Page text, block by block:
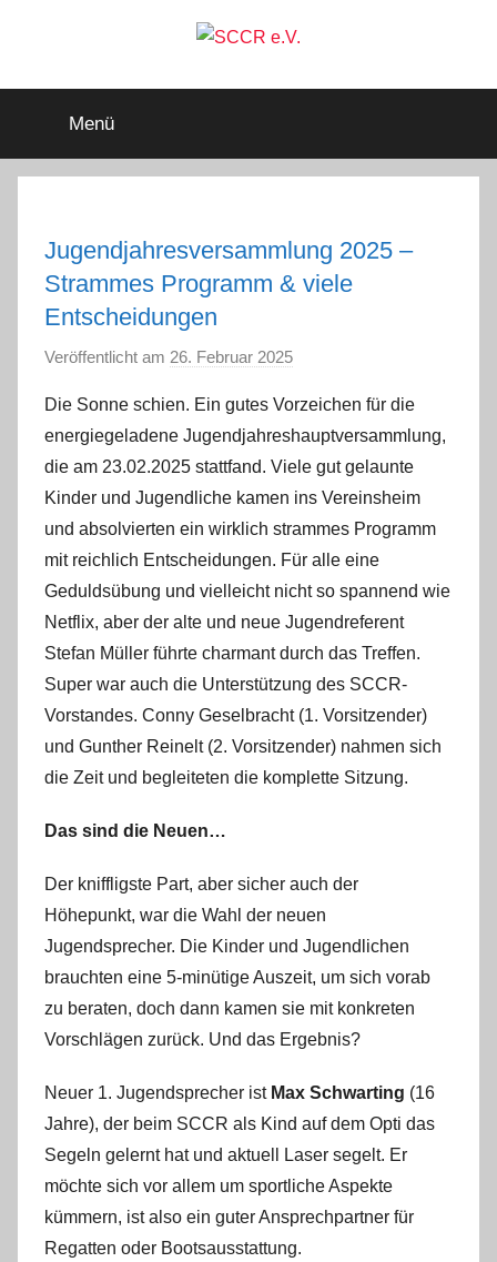
SCCR
e.V.
Deutschen
Segler-
Verband
Menü
Jugendjahresversammlung 2025 –
Strammes Programm & viele
Entscheidungen
Veröffentlicht am 26. Februar 2025
n
a
d
m
i
n
Die Sonne schien. Ein gutes Vorzeichen für die
energiegeladene Jugendjahreshauptversammlung,
die am 23.02.2025 stattfand. Viele gut gelaunte
Kinder und Jugendliche kamen ins Vereinsheim
und absolvierten ein wirklich strammes Programm
mit reichlich Entscheidungen. Für alle eine
Geduldsübung und vielleicht nicht so spannend wie
Netflix, aber der alte und neue Jugendreferent
Stefan Müller führte charmant durch das Treffen.
Super war auch die Unterstützung des SCCR-
Vorstandes. Conny Geselbracht (1. Vorsitzender)
und Gunther Reinelt (2. Vorsitzender) nahmen sich
die Zeit und begleiteten die komplette Sitzung.
Das sind die Neuen…
Der kniffligste Part, aber sicher auch der
Höhepunkt, war die Wahl der neuen
Jugendsprecher. Die Kinder und Jugendlichen
brauchten eine 5-minütige Auszeit, um sich vorab
zu beraten, doch dann kamen sie mit konkreten
Vorschlägen zurück. Und das Ergebnis?
Neuer 1. Jugendsprecher ist Max Schwarting (16
Jahre), der beim SCCR als Kind auf dem Opti das
Segeln gelernt hat und aktuell Laser segelt. Er
möchte sich vor allem um sportliche Aspekte
kümmern, ist also ein guter Ansprechpartner für
Regatten oder Bootsausstattung.